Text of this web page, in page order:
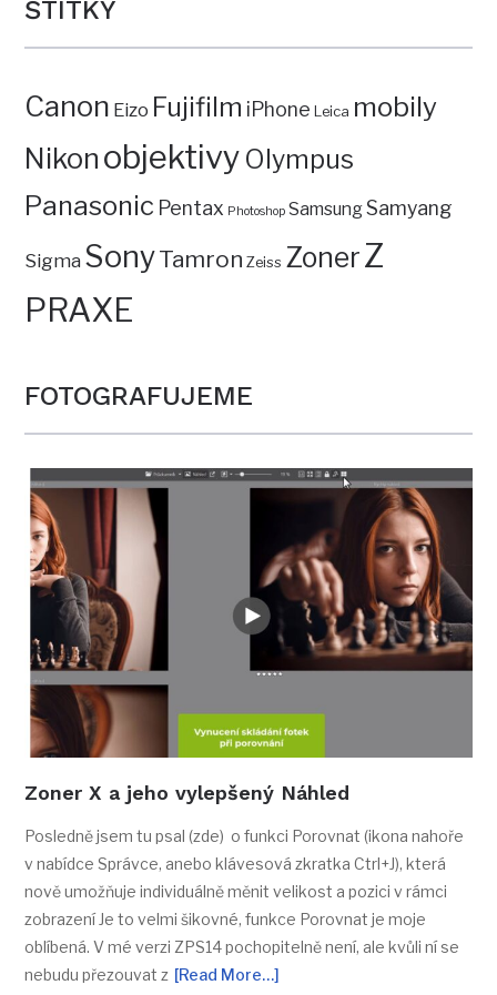
ŠTÍTKY
Canon Eizo Fujifilm iPhone Leica mobily
Nikon objektivy Olympus
Panasonic Pentax Photoshop SamsungSamyang
Sigma SonyTamron Zeiss ZonerZ
PRAXE
FOTOGRAFUJEME
Zoner X a jeho vylepšený Náhled
Posledně jsem tu psal (zde) o funkci Porovnat (ikona nahoře
v nabídce Správce, anebo klávesová zkratka Ctrl+J), která
nově umožňuje individuálně měnit velikost a pozici v rámci
zobrazení Je to velmi šikovné, funkce Porovnat je moje
oblíbená. V mé verzi ZPS14 pochopitelně není, ale kvůli ní se
nebudu přezouvat z [Read More…]